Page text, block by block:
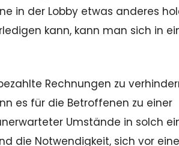
in der Lobby etwas anderes
kann, kann man sich in
Rechnungen zu
es für die Betroffenen zu einer
Umstände in solch
die Notwendigkeit, sich vor